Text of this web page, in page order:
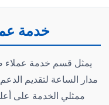
خدمة
يمثل قسم خدمة عملاء
مدار الساعة لتقديم
ممثلي الخدمة على